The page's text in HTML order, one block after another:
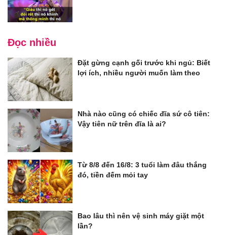
Đọc nhiều
Đặt gừng cạnh gối trước khi ngủ: Biết
lợi ích, nhiều người muốn làm theo
Nhà nào cũng có chiếc đĩa sứ cô tiên:
Vậy tiên nữ trên đĩa là ai?
Từ 8/8 đến 16/8: 3 tuổi làm đâu thắng
đó, tiền đếm mỏi tay
Bao lâu thì nên vệ sinh máy giặt một
lần?